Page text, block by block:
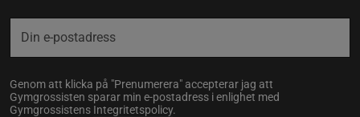
Genom att klicka på "Prenumerera" accepterar jag att
Gymgrossisten sparar min e-postadress i enlighet med
Gymgrossistens Integritetspolicy.